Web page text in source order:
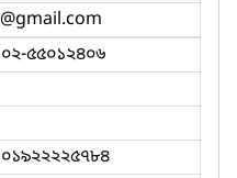
@gmail.com
০২-৫৫০১২৪০৬
০১৯২২২২৫৭৮৪